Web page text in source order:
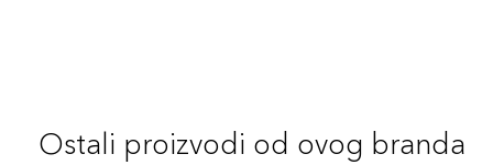
Ostali proizvodi od ovog branda